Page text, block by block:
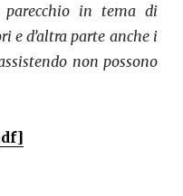
in tema di
e d’altra parte anche i
non possono